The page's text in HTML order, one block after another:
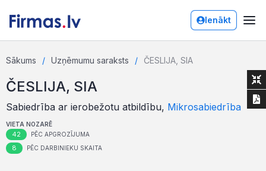
Ienākt
Sākums Uzņēmumu saraksts ČESLIJA, SIA
ČESLIJA, SIA
Sabiedrība ar ierobežotu atbildību, Mikrosabiedrība
VIETA NOZARĒ
42 PĒC APGROZĪJUMA
8 PĒC DARBINIEKU SKAITA